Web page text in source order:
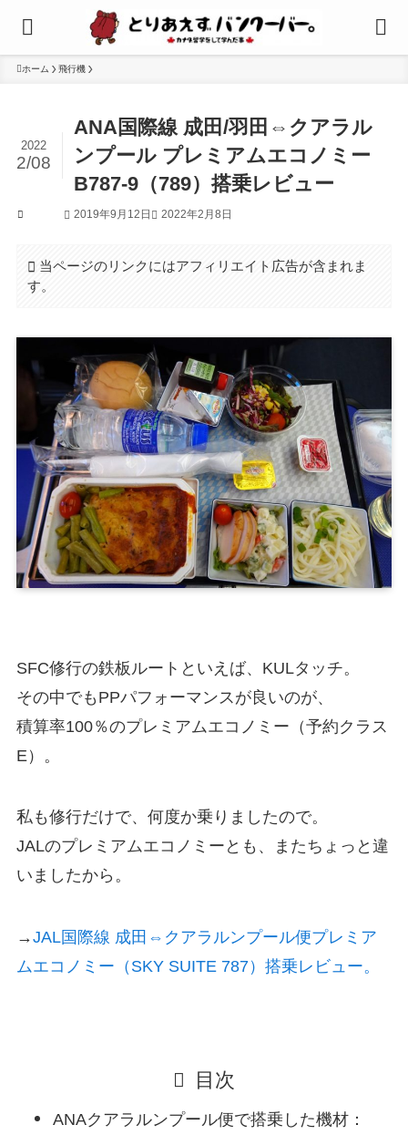
ホーム 飛行機
ANA国際線 成田/羽田⇔クアラル
ンプール プレミアムエコノミー
B787-9（789）搭乗レビュー
2022
2/08
2019年9月12日 2022年2月8日
当ページのリンクにはアフィリエイト広告が含まれま
す。
SFC修行の鉄板ルートといえば、KULタッチ。
その中でもPPパフォーマンスが良いのが、
積算率100％のプレミアムエコノミー（予約クラス
E）。
私も修行だけで、何度か乗りましたので。
JALのプレミアムエコノミーとも、またちょっと違
いましたから。
→JAL国際線 成田⇔クアラルンプール便プレミア
ムエコノミー（SKY SUITE 787）搭乗レビュー。
目次
ANAクアラルンプール便で搭乗した機材：